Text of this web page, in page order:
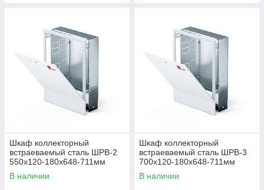
Шкаф коллекторный
встраеваемый сталь ШРВ-2
550х120-180х648-711мм
Wester
В наличии
Шкаф коллекторный
встраеваемый сталь ШРВ-3
700х120-180х648-711мм
Wester
В наличии